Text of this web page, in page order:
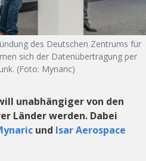
des Deutschen Zentrums für
sich der Datenübertragung per
(Foto: Mynaric)
unabhängiger von den
Länder werden. Dabei
und Isar Aerospace